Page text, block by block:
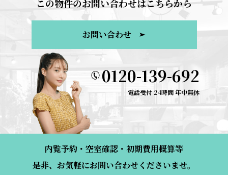
この物件のお問い合わせはこちらから
お問い合わせ
0120-139-692
電話受付 24時間 年中無休
内覧予約・空室確認・初期費用概算等
是非、お気軽にお問い合わせくださいませ。